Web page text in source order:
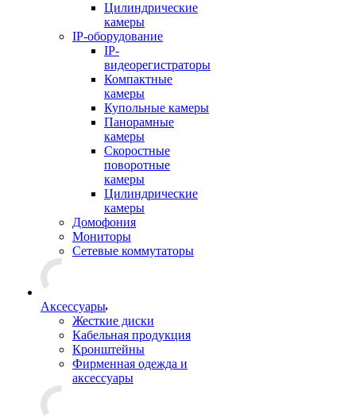
Цилиндрические
камеры
IP-оборудование
IP-
видеорегистраторы
Компактные
камеры
Купольные камеры
Панорамные
камеры
Скоростные
поворотные
камеры
Цилиндрические
камеры
Домофония
Мониторы
Сетевые коммутаторы
Аксессуары
Жесткие диски
Кабельная продукция
Кронштейны
Фирменная одежда и
аксессуары